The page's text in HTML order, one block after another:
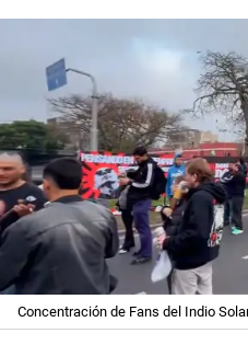
Concentración de Fans del Indio